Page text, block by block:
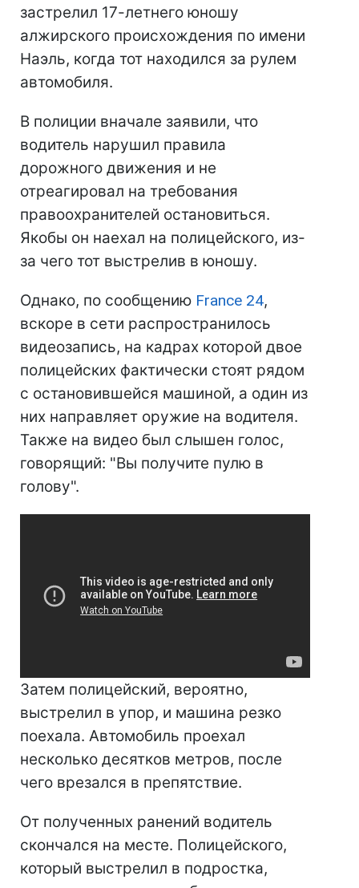
застрелил 17-летнего юношу
алжирского происхождения по имени
Наэль, когда тот находился за рулем
автомобиля.
В полиции вначале заявили, что
водитель нарушил правила
дорожного движения и не
отреагировал на требования
правоохранителей остановиться.
Якобы он наехал на полицейского, из-
за чего тот выстрелив в юношу.
Однако, по сообщению France 24,
вскоре в сети распространилось
видеозапись, на кадрах которой двое
полицейских фактически стоят рядом
с остановившейся машиной, а один из
них направляет оружие на водителя.
Также на видео был слышен голос,
говорящий: "Вы получите пулю в
голову".
Затем полицейский, вероятно,
выстрелил в упор, и машина резко
поехала. Автомобиль проехал
несколько десятков метров, после
чего врезался в препятствие.
От полученных ранений водитель
скончался на месте. Полицейского,
который выстрелил в подростка,